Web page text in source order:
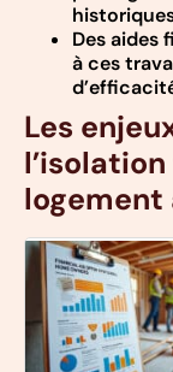
Des aides
à ces
Les
logement